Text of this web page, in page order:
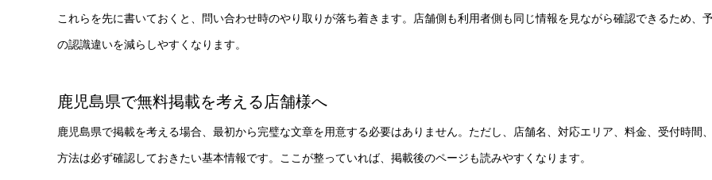
これらを先に書いておくと、問い合わせ時のやり取りが落ち着きます。店舗側も利用者側も同じ情報を見ながら確認できるため、
の認識違いを減らしやすくなります。
鹿児島県で無料掲載を考える店舗様へ
鹿児島県で掲載を考える場合、最初から完璧な文章を用意する必要はありません。ただし、店舗名、対応エリア、料金、受付時間
方法は必ず確認しておきたい基本情報です。ここが整っていれば、掲載後のページも読みやすくなります。